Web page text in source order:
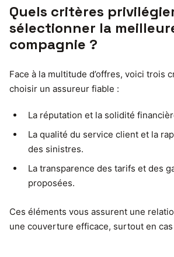
Quels critères
sélectionner la
compagnie ?
Face à la multitude d’offres, voici trois
choisir un assureur fiable :
La réputation et la solidité
La qualité du service client et la
des sinistres.
La transparence des tarifs et des
proposées.
Ces éléments vous assurent une
une couverture efficace, surtout en cas